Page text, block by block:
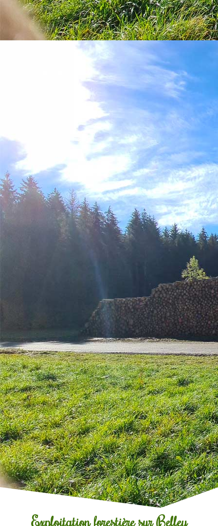
Exploitation forestière sur Belley